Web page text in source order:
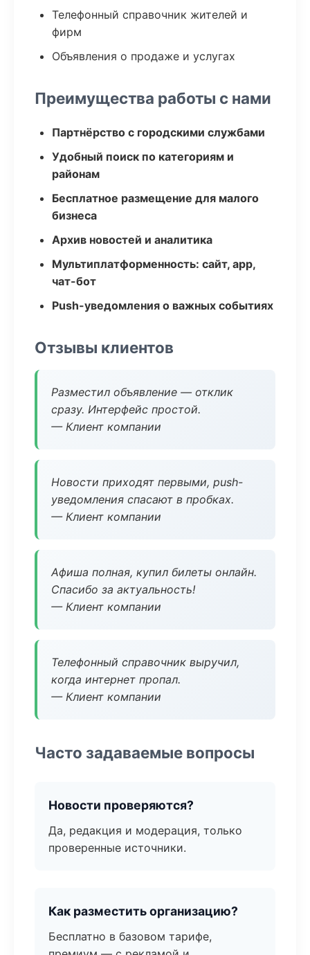
Телефонный справочник жителей и
фирм
Объявления о продаже и услугах
Преимущества работы с нами
Партнёрство с городскими службами
Удобный поиск по категориям и
районам
Бесплатное размещение для малого
бизнеса
Архив новостей и аналитика
Мультиплатформенность: сайт, app,
чат-бот
Push-уведомления о важных событиях
Отзывы клиентов
Разместил объявление — отклик
сразу. Интерфейс простой.
— Клиент компании
Новости приходят первыми, push-
уведомления спасают в пробках.
— Клиент компании
Афиша полная, купил билеты онлайн.
Спасибо за актуальность!
— Клиент компании
Телефонный справочник выручил,
когда интернет пропал.
— Клиент компании
Часто задаваемые вопросы
Новости проверяются?
Да, редакция и модерация, только
проверенные источники.
Как разместить организацию?
Бесплатно в базовом тарифе,